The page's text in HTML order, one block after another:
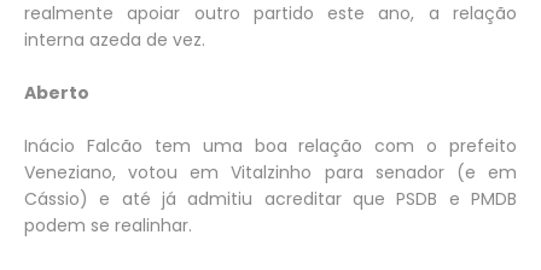
realmente apoiar outro partido este ano, a relação
interna azeda de vez.
Aberto
Inácio Falcão tem uma boa relação com o prefeito
Veneziano, votou em Vitalzinho para senador (e em
Cássio) e até já admitiu acreditar que PSDB e PMDB
podem se realinhar.